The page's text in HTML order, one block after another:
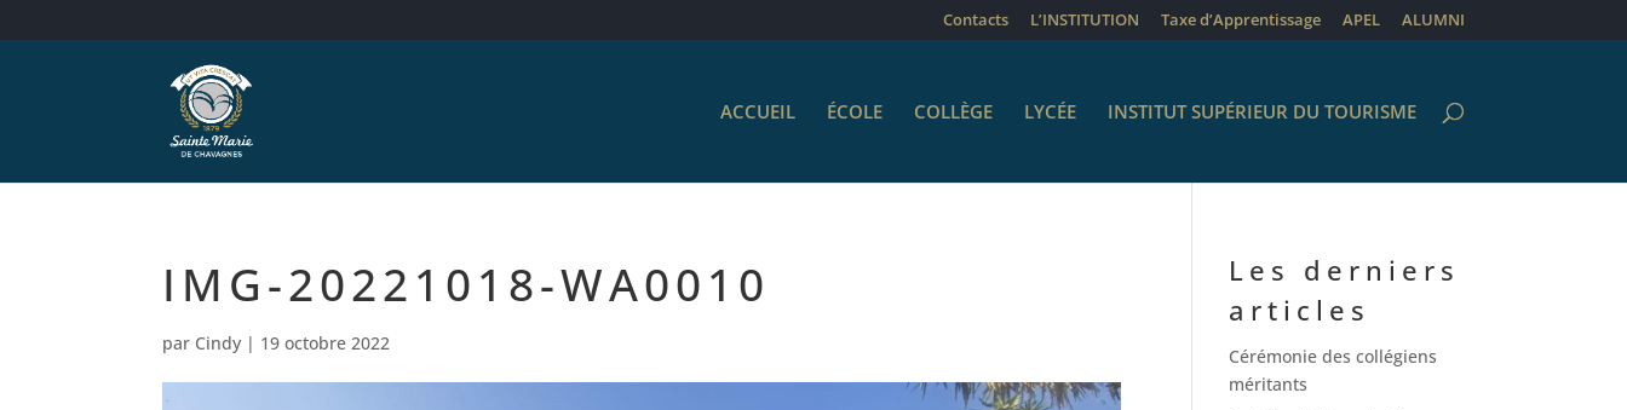
Contacts L’INSTITUTION Taxe d’Apprentissage APEL ALUMNI
ACCUEIL ÉCOLE COLLÈGE LYCÉE INSTITUT SUPÉRIEUR DU TOURISME
IMG-20221018-WA0010
par Cindy | 19 octobre 2022
Les derniers
articles
Cérémonie des collégiens
méritants